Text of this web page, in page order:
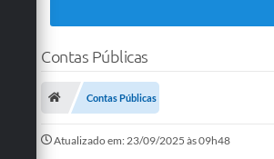
Contas Públicas
Contas Públicas
Atualizado em: 23/09/2025 às 09h48